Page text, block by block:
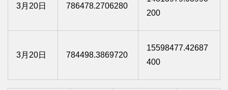
3月20日 786478.2706280
200
3月20日 784498.3869720
15598477.42687
400